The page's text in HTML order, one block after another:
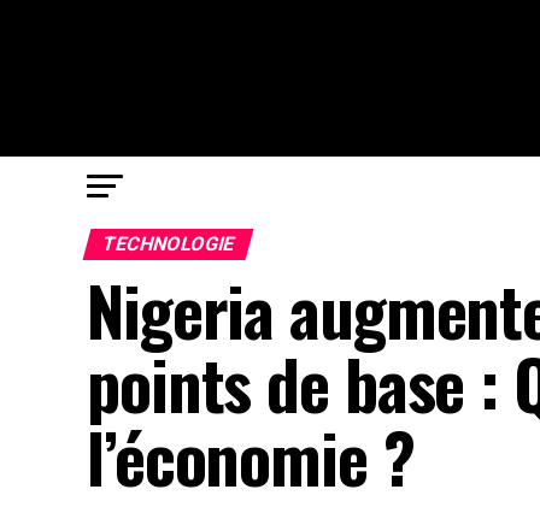
TECHNOLOGIE
Nigeria
points de base :
l’économie ?